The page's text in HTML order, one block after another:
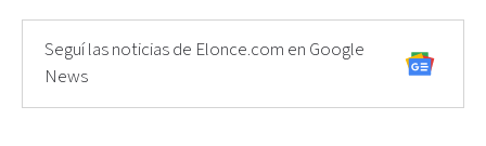
Seguí las noticias de Elonce.com en Google
News